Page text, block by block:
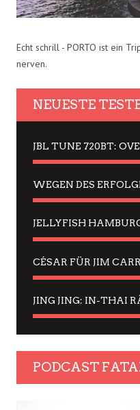
Echt schrill - PORTO ist ein
nerven.
NEUESTE
PODCAST